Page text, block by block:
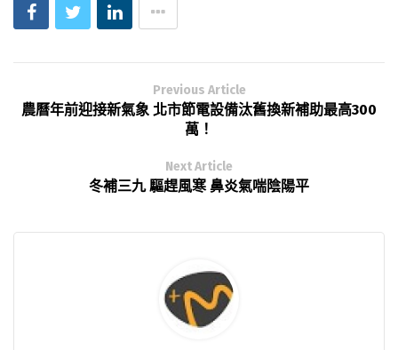
Previous Article
農曆年前迎接新氣象 北市節電設備汰舊換新補助最高300
萬！
Next Article
冬補三九 驅趕風寒 鼻炎氣喘陰陽平